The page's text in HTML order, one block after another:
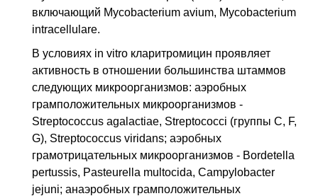
включающий Mycobacterium avium, Mycobacterium
intracellulare.
В условиях in vitro кларитромицин проявляет
активность в отношении большинства штаммов
следующих микроорганизмов: аэробных
грамположительных микроорганизмов -
Streptococcus agalactiae, Streptococci (группы C, F,
G), Streptococcus viridans; аэробных
грамотрицательных микроорганизмов - Bordetella
pertussis, Pasteurella multocida, Campylobacter
jejuni; анаэробных грамположительных